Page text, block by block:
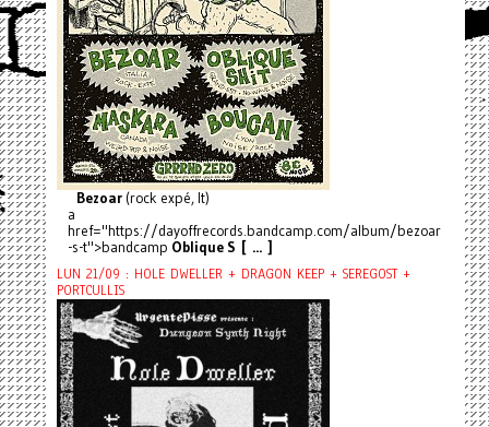
Bezoar(rock expé, It)
a
href="https://dayoffrecords.bandcamp.com/album/bezoar
-s-t">bandcamp Oblique S [ ... ]
LUN 21/09 : HOLE DWELLER + DRAGON KEEP + SEREGOST +
PORTCULLIS